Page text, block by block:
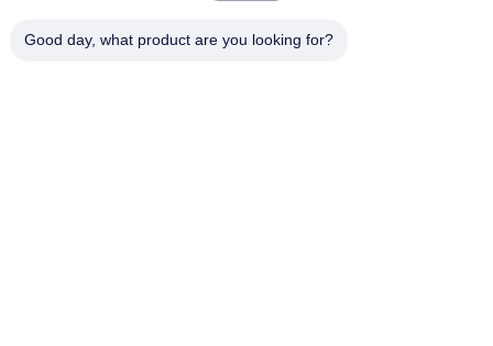
Good day, what product are you looking for?